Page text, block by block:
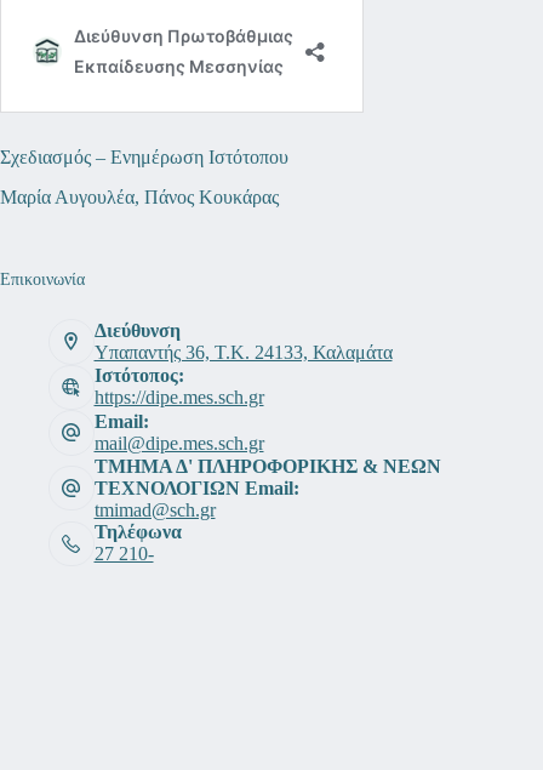
Σχεδιασμός – Ενημέρωση Ιστότοπου
Μαρία Αυγουλέα, Πάνος Κουκάρας
Επικοινωνία
Διεύθυνση
Υπαπαντής 36, Τ.Κ. 24133, Καλαμάτα
Ιστότοπος:
https://dipe.mes.sch.gr
Email:
mail@dipe.mes.sch.gr
ΤΜΗΜΑ Δ' ΠΛΗΡΟΦΟΡΙΚΗΣ & ΝΕΩΝ
ΤΕΧΝΟΛΟΓΙΩΝ Email:
tmimad@sch.gr
Τηλέφωνα
27 210-